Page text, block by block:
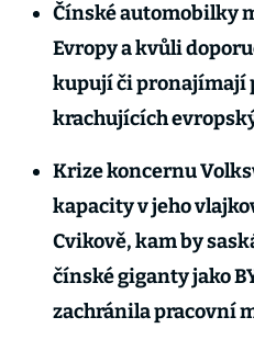
Čínské automobilky
Evropy a kvůli
kupují či pronajímají
krachujících
Krize koncernu
kapacity v jeho
Cvikově, kam by
čínské giganty jako
zachránila pracovní